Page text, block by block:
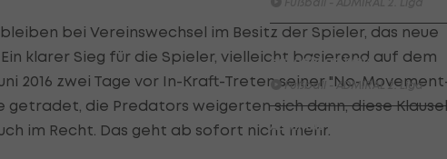
Highlights: Munteres Hin und
Her geht an Wels
Fußball - ADMIRAL 2. Liga
ADMIRAL Hüttengaudi:
bei Vereinswechsel im Besitz der Spieler, das neue
klarer Sieg für die Spieler, vielleicht basierend auf dem
2016 zwei Tage vor In-Kraft-Treten seiner "No-
getradet, die Predators weigerten sich dann, diese Klausel
im Recht. Das geht ab sofort nicht mehr.